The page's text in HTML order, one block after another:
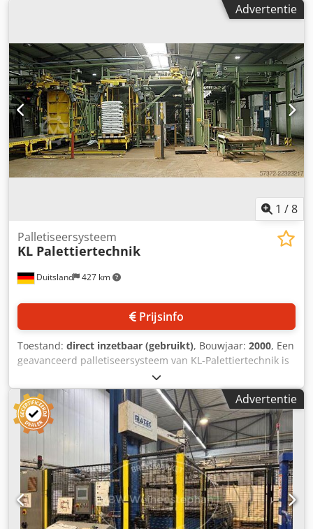
wagen Gemotoriseerd palletmagazijn Magazijn voor
Handleidingen, schema's en de broncode van de software
zijn aanwezig. OPTIES: Ingebouwde Tecnowrapp P60
wikkelmachine met draaiplateau Op aanvraag kan de
machine worden gereviseerd, aangepast, onderhouden en
geïnstalleerd met garantie door ons bedrijf. Handleidingen
en nieuwe certificering kunnen op aanvraag worden
geleverd. Als u vragen heeft of meer informatie nodig
heeft, aarzel dan niet om ons een bericht te sturen of ons
te bellen. DUETTI PACKAGING SRL
Advertentie
1 /8
Duitsland 427 km
Palletiseersysteem
KL Palettiertechnik
Prijsinfo
Toestand: direct inzetbaar (gebruikt), Bouwjaar: 2000, Een
geavanceerd palletiseersysteem van KL-Palettiertechnik is
beschikbaar. Palletiseerproduct: zakken,
palletiseercapaciteit: 1800 zakken/uur, zakgroottebereik: 5-
70 liter, palletinvoelhoogte: 700 mm, palletuitvoelhoogte:
700 mm, zakinvoelhoogte: 3300 mm, maximale afmetingen
van een laag (X/Y): 1200 mm/1400 mm, maximale
stapelhoogte: 2400 mm, patronen: 3x/6x/4x/5x, maximale
afmetingen van een pallet (X/Y): 800 mm/1200 mm,
vermogen: 32 kW. Afmetingen van de machine (X/Y/Z): ca.
9400 mm/4650 mm/3300 mm, gewicht: ca. 4000 kg, HMI:
Yaskawa, modernisering van de besturing: 2019. Vanwege
de omgeving is de installatie stoffig, maar volgens onze
Advertentie